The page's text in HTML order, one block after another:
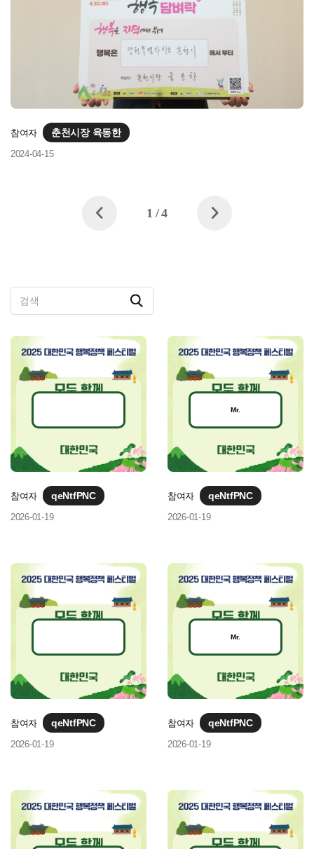
참여자 춘천시장 육동한
2024-04-15
1 / 4
검색버튼
참여자 qeNtfPNC
2026-01-19
Mr.
참여자 qeNtfPNC
2026-01-19
참여자 qeNtfPNC
2026-01-19
Mr.
참여자 qeNtfPNC
2026-01-19